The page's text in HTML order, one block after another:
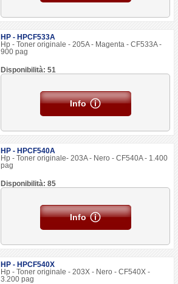
HP - HPCF533A
Hp - Toner originale - 205A - Magenta - CF533A -
900 pag
Disponibilità: 51
Info
HP - HPCF540A
Hp - Toner originale- 203A - Nero - CF540A - 1.400
pag
Disponibilità: 85
Info
HP - HPCF540X
Hp - Toner originale - 203X - Nero - CF540X -
3.200 pag